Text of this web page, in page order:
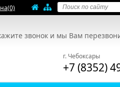
(0)
звонок и мы Вам
г. Чебоксары
+7 (8352)